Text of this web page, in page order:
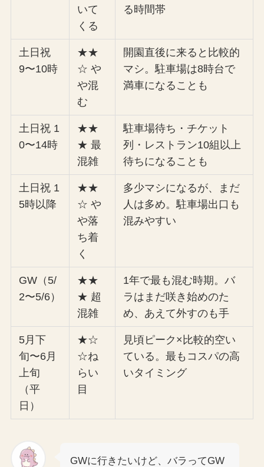
いて
くる
る時間帯
土日祝
9〜10時
★★
☆ や
や混
む
開園直後に来ると比較的
マシ。駐車場は8時台で
満車になることも
土日祝 1
0〜14時
★★
★ 最
混雑
駐車場待ち・チケット
列・レストラン10組以上
待ちになることも
土日祝 1
5時以降
★★
☆ や
や落
ち着
く
多少マシになるが、まだ
人は多め。駐車場出口も
混みやすい
GW（5/
2〜5/6）
★★
★ 超
混雑
1年で最も混む時期。バ
ラはまだ咲き始めのた
め、あえて外すのも手
5月下
旬〜6月
上旬
（平
日）
★☆
☆ね
らい
目
見頃ピーク×比較的空い
ている。最もコスパの高
いタイミング
GWに行きたいけど、バラってGW